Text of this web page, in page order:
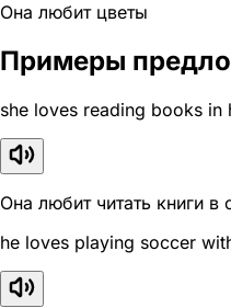
Она любит цветы
Примеры
she loves reading books in
Она любит читать книги
he loves playing soccer